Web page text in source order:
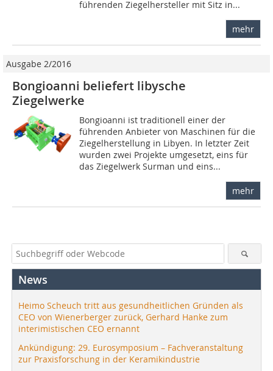
führenden Ziegelhersteller mit Sitz in...
mehr
Ausgabe 2/2016
Bongioanni beliefert libysche
Ziegelwerke
Bongioanni ist traditionell einer der
führenden Anbieter von Maschinen für die
Ziegelherstellung in Libyen. In letzter Zeit
wurden zwei Projekte umgesetzt, eins für
das Ziegelwerk Surman und eins...
mehr
News
Heimo Scheuch tritt aus gesundheitlichen Gründen als
CEO von Wienerberger zurück, Gerhard Hanke zum
interimistischen CEO ernannt
Ankündigung: 29. Eurosymposium – Fachveranstaltung
zur Praxisforschung in der Keramikindustrie